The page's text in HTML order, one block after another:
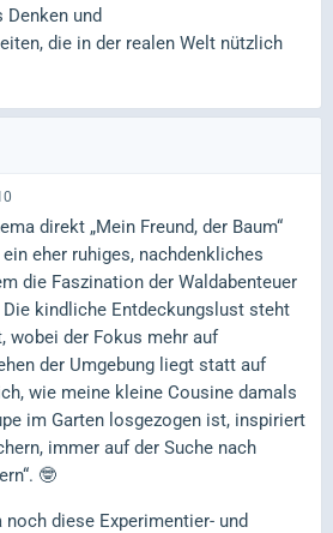
und
die in der realen Welt nützlich
direkt „Mein Freund, der Baum“
eher ruhiges, nachdenkliches
die Faszination der Waldabenteuer
kindliche Entdeckungslust steht
der Fokus mehr auf
der Umgebung liegt statt auf
wie meine kleine Cousine damals
im Garten losgezogen ist, inspiriert
immer auf der Suche nach
🤓
noch diese Experimentier- und